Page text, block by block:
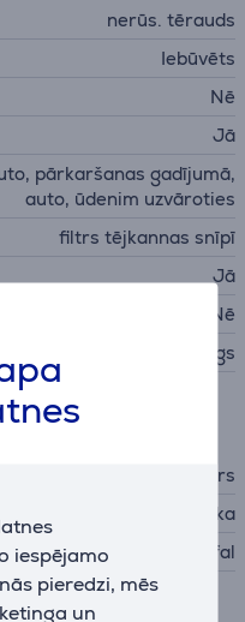
iespējamo
pieredzi, mēs
un
nerūs. tērauds
Iebūvēts
Nē
Jā
pārkaršanas gadījumā,
auto, ūdenim uzvāroties
filtrs tējkannas snīpī
Jā
Nē
360° kustīgs
vienas tases indikators
tumši pelēka
Tefal